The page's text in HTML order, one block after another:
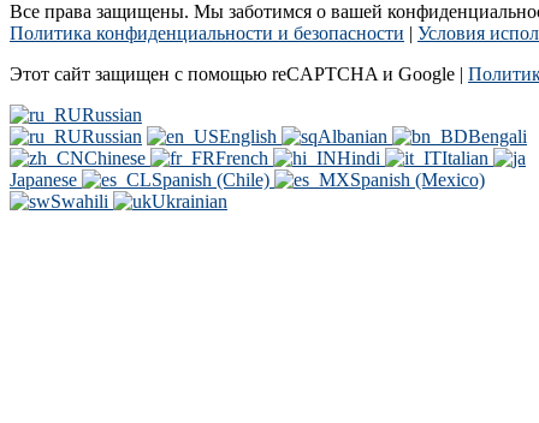
Все права защищены. Мы заботимся о вашей
Политика конфиденциальности и безопасности | Условия
Этот сайт защищен с помощью reCAPTCHA и Google |
Russian
Russian
English Albanian
Bengali
Chinese
French Hindi
Italian
Japanese
Spanish (Chile)
Spanish (Mexico)
Swahili
Ukrainian